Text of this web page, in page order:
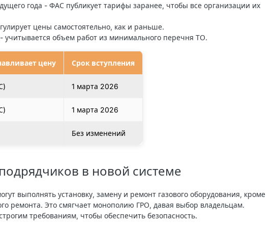
года - ФАС публикует тарифы заранее, чтобы все организации их
цены самостоятельно, как и раньше.
- учитывается объем работ из минимального перечня ТО.
цену Срок вступления
1 марта 2026
1 марта 2026
Без изменений
в новой системе
выполнять установку, замену и ремонт газового оборудования, кроме
ремонта. Это смягчает монополию ГРО, давая выбор владельцам.
требованиям, чтобы обеспечить безопасность.